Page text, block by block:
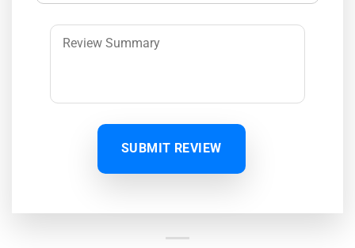
SUBMIT REVIEW